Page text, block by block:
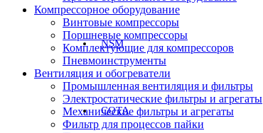
NSM
СОТА
Компрессорное оборудование
Винтовые компрессоры
Поршневые компрессоры
Комплектующие для компрессоров
Пневмоинструменты
Вентиляция и обогреватели
Промышленная вентиляция и фильтры
Электростатические фильтры и агрегаты
Механические фильтры и агрегаты
Фильтр для процессов пайки